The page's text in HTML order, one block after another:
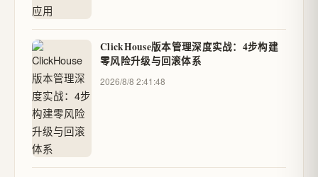
ClickHouse版本管理深度实战：4步构建
零风险升级与回滚体系
2026/8/8 2:41:48